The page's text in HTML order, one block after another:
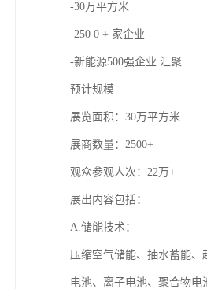
-30万平方米
-250 0 + 家企业
-新能源500强企业 汇聚
预计规模
展览面积：30万平方米
展商数量：2500+
观众参观人次：22万+
展出内容包括：
A.储能技术：
压缩空气储能、抽水蓄能
电池、离子电池、聚合物电